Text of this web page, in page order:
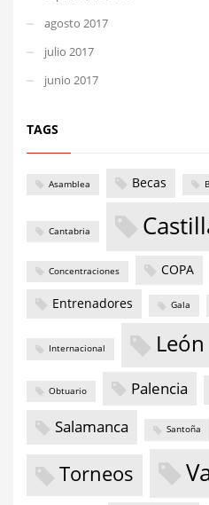
agosto 2017
julio 2017
junio 2017
TAGS
Asamblea Becas
Cantabria
Concentraciones COPA
Entrenadores Gala
Internacional León
Obtuario Palencia
Salamanca Santoña
Torneos